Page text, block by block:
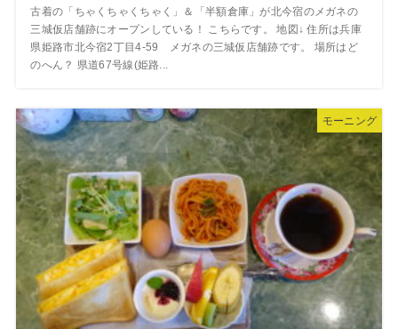
古着の「ちゃくちゃくちゃく」＆「半額倉庫」が北今宿のメガネの
三城仮店舗跡にオープンしている！ こちらです。 地図↓ 住所は兵庫
県姫路市北今宿2丁目4-59 メガネの三城仮店舗跡です。 場所はど
のへん？ 県道67号線(姫路...
モーニング